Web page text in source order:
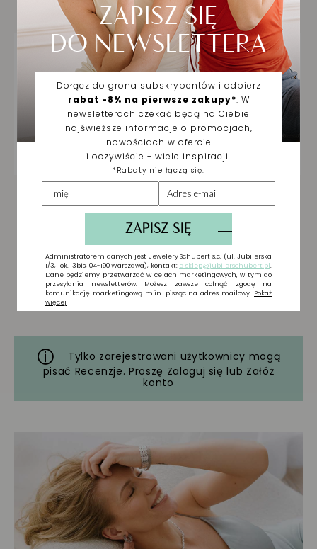
Tylko zarejestrowani użytkownicy mogą
pisać Recenzje. Proszę Zaloguj się lub Załóż
konto